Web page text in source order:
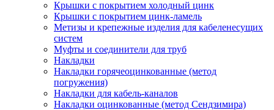
Крышки с покрытием холодный цинк
Крышки с покрытием цинк-ламель
Метизы и крепежные изделия для кабеленесущих
систем
Муфты и соединители для труб
Накладки
Накладки горячеоцинкованные (метод
погружения)
Накладки для кабель-каналов
Накладки оцинкованные (метод Сендзимира)